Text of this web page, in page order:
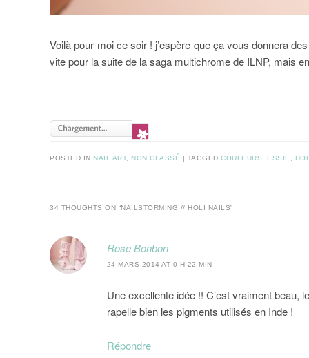
Voilà pour moi ce soir ! j’espère que ça vous donnera
vite pour la suite de la saga multichrome de ILNP, mais
POSTED IN NAIL ART, NON CLASSÉ | TAGGEDCOULEURS ESSIE
34 THOUGHTS ON “NAILSTORMING // HOLI NAILS”
Rose Bonbon
24 MARS 2014 AT 0 H 22 MIN
Une excellente idée !! C’est vraiment beau,
rapelle bien les pigments utilisés en Inde !
Répondre